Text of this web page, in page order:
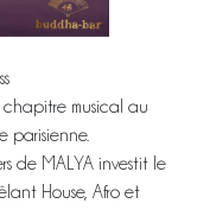
chapitre musical au
parisienne.
de MALYA investit le
House, Afro et